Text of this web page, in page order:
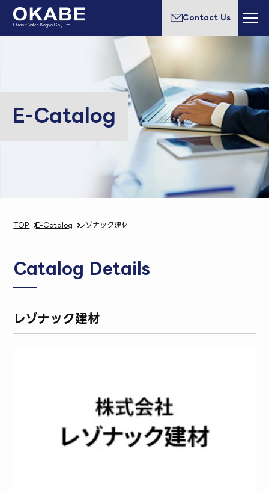
Okabe Valve Kogyo Co., Ltd.
Contact Us
E-Catalog
TOP E-Catalog レゾナック建材
Catalog Details
レゾナック建材